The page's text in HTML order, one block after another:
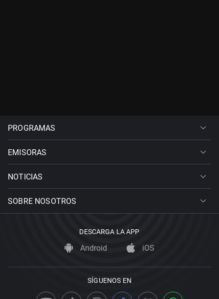
PROGRAMAS
EMISORAS
NOTICIAS
SOBRE NOSOTROS
DESCARGA LA APP
Android iOS
SÍGUENOS EN